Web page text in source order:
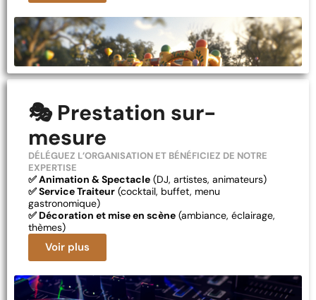
🎭 Prestation sur-
mesure
DÉLÉGUEZ L’ORGANISATION ET BÉNÉFICIEZ DE NOTRE
EXPERTISE
✅ Animation & Spectacle (DJ, artistes, animateurs)
✅ Service Traiteur (cocktail, buffet, menu
gastronomique)
✅ Décoration et mise en scène (ambiance, éclairage,
thèmes)
Voir plus